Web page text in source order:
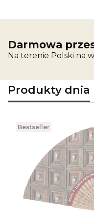
Darmowa
Na terenie Polski na
Produkty dnia
Bestseller